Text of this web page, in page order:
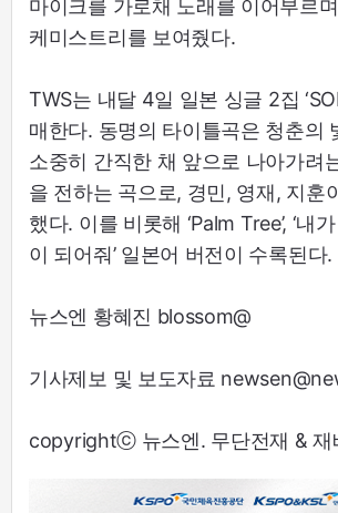
마이크를 가로채 노래를 이어부르
케미스트리를 보여줬다.
TWS는 내달 4일 일본 싱글 2집
매한다. 동명의 타이틀곡은 청춘의
소중히 간직한 채 앞으로 나아가려
을 전하는 곡으로, 경민, 영재, 지훈
했다. 이를 비롯해 ‘Palm Tree’, ‘내
이 되어줘’ 일본어 버전이 수록된다.
뉴스엔 황혜진 blossom@
기사제보 및 보도자료
copyrightⓒ 뉴스엔. 무단전재 & 재